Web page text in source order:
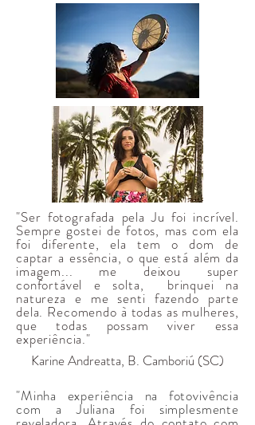
"Ser fotografada pela Ju foi incrível.
Sempre gostei de fotos, mas com ela
foi diferente, ela tem o dom de
captar a essência, o que está além da
imagem... me deixou super
confortável e solta, brinquei na
natureza e me senti fazendo parte
dela. Recomendo à todas as mulheres,
que todas possam viver essa
experiência."
Karine Andreatta, B. Camboriú (SC)
"Minha experiência na fotovivência
com a Juliana foi simplesmente